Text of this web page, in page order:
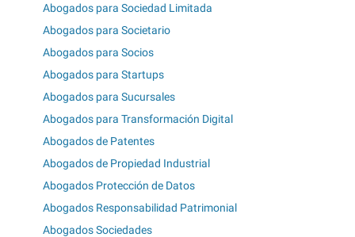
Abogados para Sociedad Limitada
Abogados para Societario
Abogados para Socios
Abogados para Startups
Abogados para Sucursales
Abogados para Transformación Digital
Abogados de Patentes
Abogados de Propiedad Industrial
Abogados Protección de Datos
Abogados Responsabilidad Patrimonial
Abogados Sociedades